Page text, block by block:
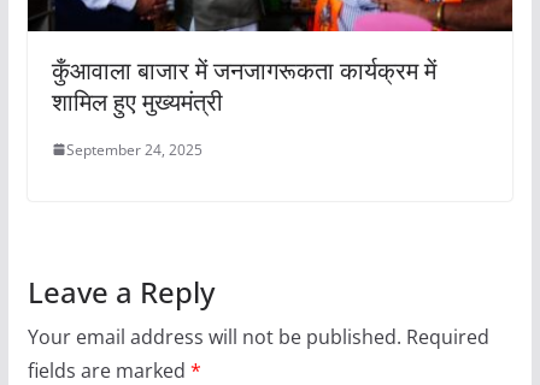
कुँआवाला बाजार में जनजागरूकता कार्यक्रम में
शामिल हुए मुख्यमंत्री
September 24, 2025
Leave a Reply
Your email address will not be published. Required
fields are marked *